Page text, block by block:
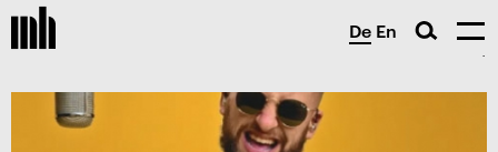
De En